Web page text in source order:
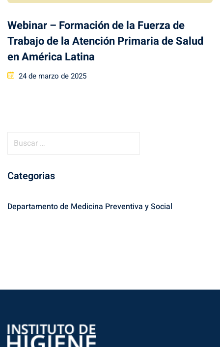
Webinar – Formación de la Fuerza de
Trabajo de la Atención Primaria de Salud
en América Latina
Posted
24 de marzo de 2025
c
r
Categorias
Departamento de Medicina Preventiva y Social